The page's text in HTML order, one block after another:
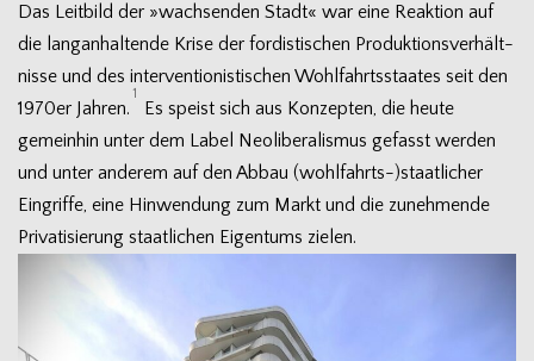
Das Leit­bild der »wach­sen­den Stadt« war eine Reak­tion auf
die lang­an­hal­tende Krise der for­dis­ti­schen Pro­duk­ti­ons­ver­hält­
nisse und des inter­ven­tio­nis­ti­schen Wohl­fahrts­staa­tes seit den
1970er Jah­ren.
1
Es speist sich aus Kon­zep­ten, die heute
gemein­hin unter dem Label Neo­li­be­ra­lis­mus gefasst wer­den
und unter ande­rem auf den Abbau (wohlfahrts-)staatlicher
Ein­griffe, eine Hin­wen­dung zum Markt und die zuneh­mende
Pri­va­ti­sie­rung staat­li­chen Eigen­tums zielen.